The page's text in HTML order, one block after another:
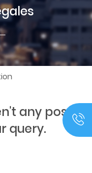
any posts
query.